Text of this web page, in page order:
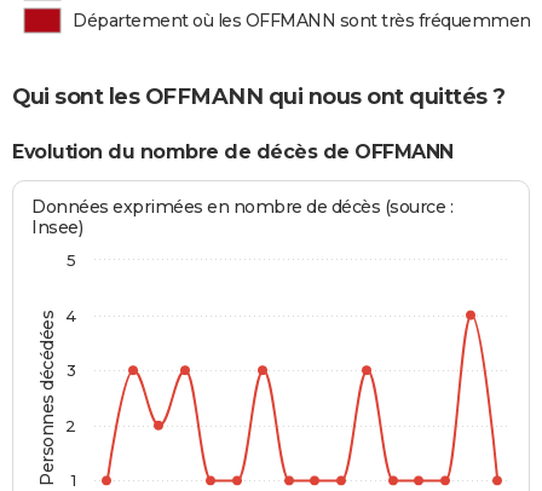
Département où les OFFMANN sont très fréquemment
Qui sont les OFFMANN qui nous ont quittés ?
Evolution du nombre de décès de OFFMANN
Personnes décédées
Données exprimées en nombre de décès (source :
Insee)
1
2
3
4
5